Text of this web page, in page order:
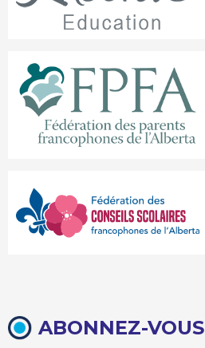
ABONNEZ-VOUS